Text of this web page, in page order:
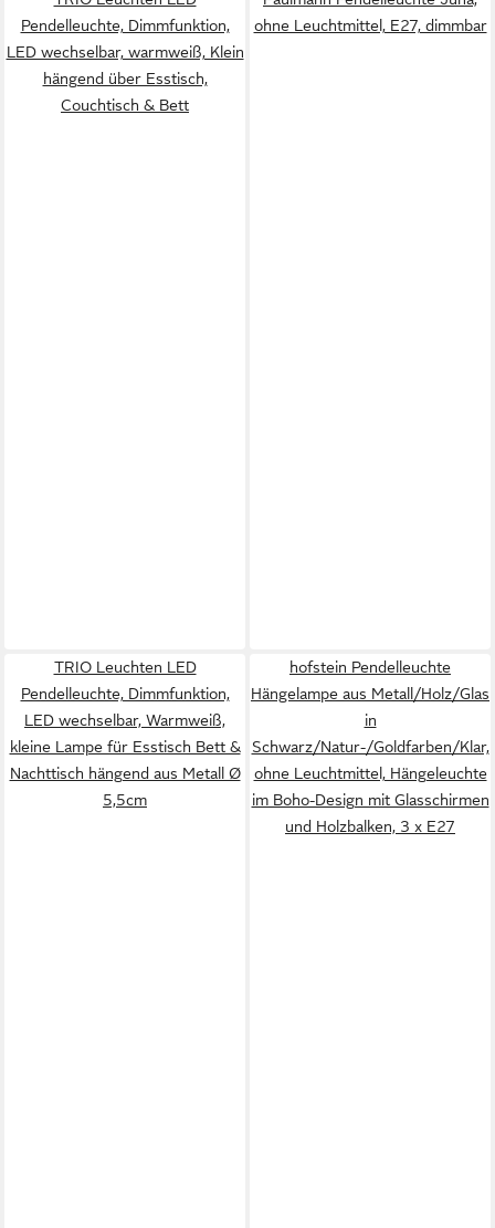
Pendelleuchte, Dimmfunktion,
LED wechselbar, warmweiß, Klein
hängend über Esstisch,
Couchtisch & Bett
ohne Leuchtmittel, E27, dimmbar
TRIO Leuchten LED
Pendelleuchte, Dimmfunktion,
LED wechselbar, Warmweiß,
kleine Lampe für Esstisch Bett &
Nachttisch hängend aus Metall Ø
5,5cm
hofstein Pendelleuchte
Hängelampe aus Metall/Holz/Glas
in
Schwarz/Natur-/Goldfarben/Klar,
ohne Leuchtmittel, Hängeleuchte
im Boho-Design mit Glasschirmen
und Holzbalken, 3 x E27